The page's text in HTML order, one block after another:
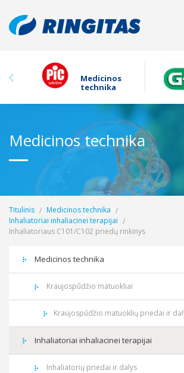
Medicinos
technika
Medicinos technika
Titulinis
Medicinos technika
Inhaliatoriai inhaliacinei terapijai
Inhaliatoriaus C101/C102 priedų rinkinys
Medicinos technika
Kraujospūdžio matuokliai
Kraujospūdžio matuoklių priedai ir
Inhaliatoriai inhaliacinei terapijai
Inhaliatorių priedai ir dalys